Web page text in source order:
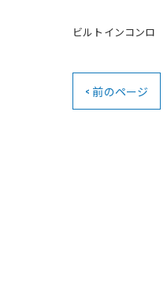
ビルトインコンロ
< 前のページ